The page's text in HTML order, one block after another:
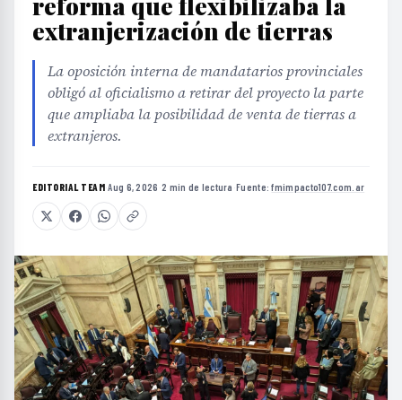
extranjerización de tierras
La oposición interna de mandatarios provinciales
obligó al oficialismo a retirar del proyecto la parte
que ampliaba la posibilidad de venta de tierras a
extranjeros.
EDITORIAL TEAM·Aug 6, 2026 ·2 min de lectura ·Fuente:fmimpacto107.com.ar